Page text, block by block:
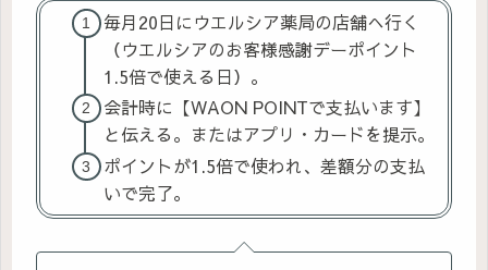
毎月20日にウエルシア薬局の店舗へ行く
（ウエルシアのお客様感謝デーポイント
1.5倍で使える日）。
会計時に【WAON POINTで支払います】
と伝える。またはアプリ・カードを提示。
ポイントが1.5倍で使われ、差額分の支払
いで完了。